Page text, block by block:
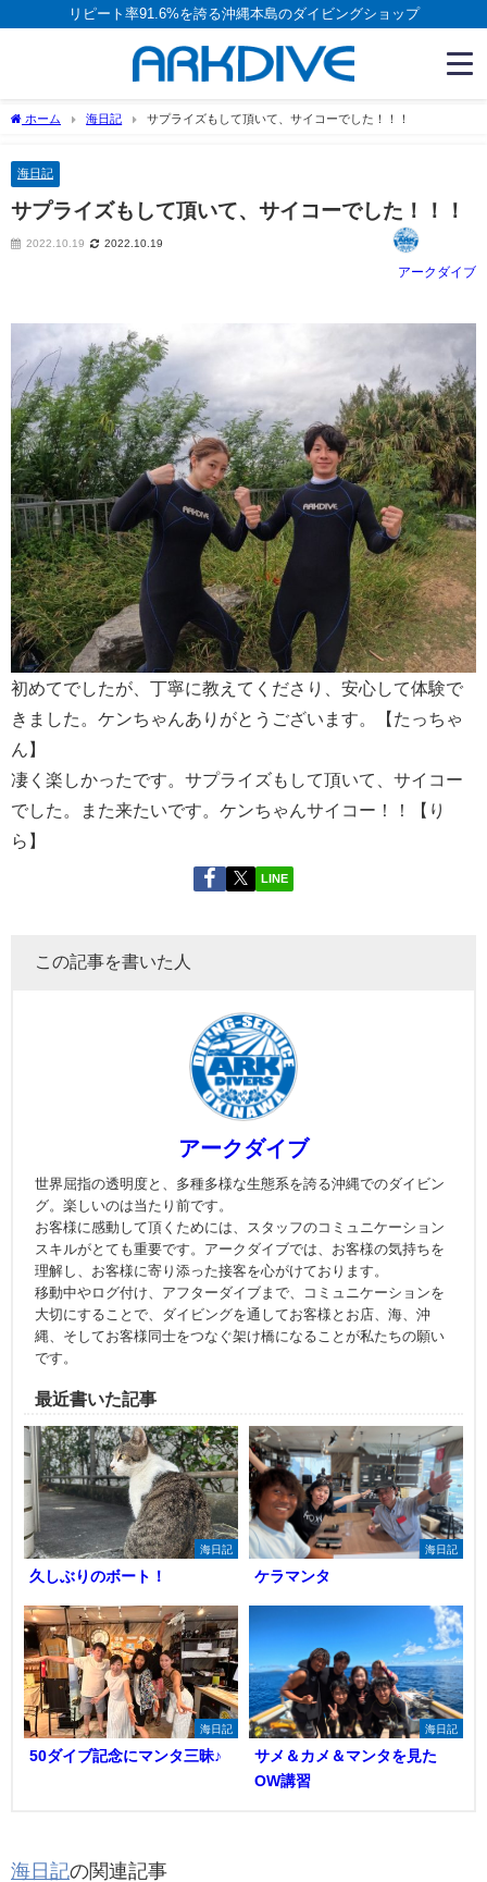
リピート率91.6%を誇る沖縄本島のダイビングショップ
ホーム 海日記 サプライズもして頂いて、サイコーでした！！！
海日記
サプライズもして頂いて、サイコーでした！！！
2022.10.19 2022.10.19
アークダイブ
初めてでしたが、丁寧に教えてくださり、安心して体験で
きました。ケンちゃんありがとうございます。【たっちゃ
ん】
凄く楽しかったです。サプライズもして頂いて、サイコー
でした。また来たいです。ケンちゃんサイコー！！【り
ら】
LINE
この記事を書いた人
アークダイブ
世界屈指の透明度と、多種多様な生態系を誇る沖縄でのダイビン
グ。楽しいのは当たり前です。
お客様に感動して頂くためには、スタッフのコミュニケーション
スキルがとても重要です。アークダイブでは、お客様の気持ちを
理解し、お客様に寄り添った接客を心がけております。
移動中やログ付け、アフターダイブまで、コミュニケーションを
大切にすることで、ダイビングを通してお客様とお店、海、沖
縄、そしてお客様同士をつなぐ架け橋になることが私たちの願い
です。
最近書いた記事
海日記
久しぶりのボート！
海日記
ケラマンタ
海日記
50ダイブ記念にマンタ三昧♪
海日記
サメ＆カメ＆マンタを見た
OW講習
海日記の関連記事